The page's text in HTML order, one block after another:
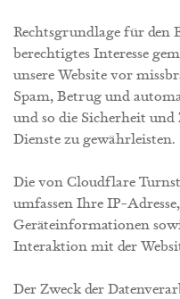
Rechtsgrundlage für den
berechtigtes Interesse
unsere Website vor
Spam, Betrug und
und so die Sicherheit
Dienste zu gewährleisten.
Die von Cloudflare
umfassen Ihre IP-
Geräteinformationen
Interaktion mit der
Der Zweck der